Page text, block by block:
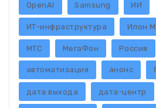
OpenAI Samsung ИИ
ИТ-инфраструктура Илон
МТС МегаФон Россия
автоматизация анонс
дата выхода дата-центр